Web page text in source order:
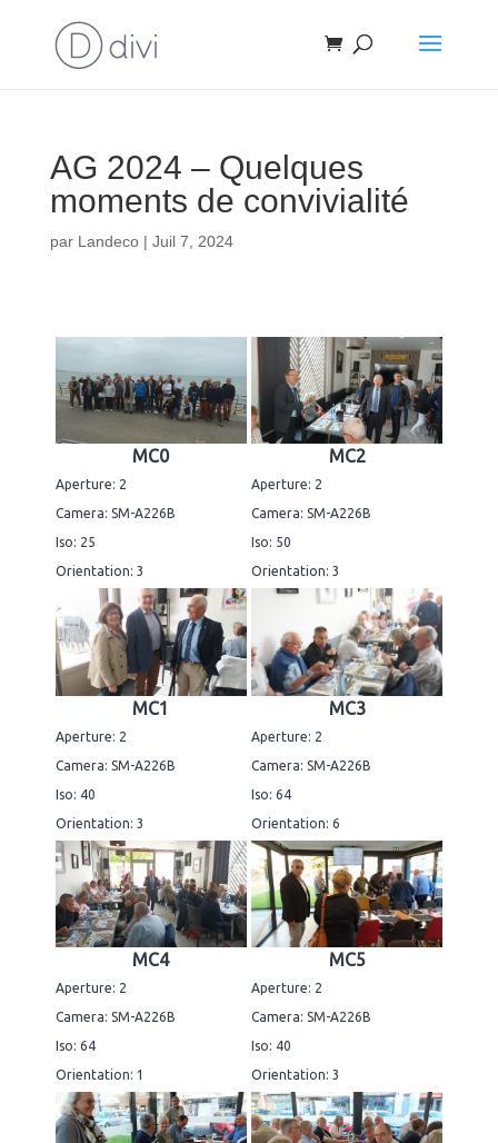
AG 2024 – Quelques
moments de convivialité
par Landeco| Juil 7, 2024
MC0
Aperture: 2
Camera: SM-A226B
Iso: 25
Orientation: 3
MC2
Aperture: 2
Camera: SM-A226B
Iso: 50
Orientation: 3
MC1
Aperture: 2
Camera: SM-A226B
Iso: 40
Orientation: 3
MC3
Aperture: 2
Camera: SM-A226B
Iso: 64
Orientation: 6
MC4
Aperture: 2
Camera: SM-A226B
Iso: 64
Orientation: 1
MC5
Aperture: 2
Camera: SM-A226B
Iso: 40
Orientation: 3